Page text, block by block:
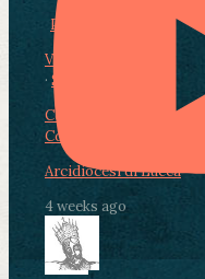
Photo
View on Facebook
· Share
Condividi su Facebook
Condividi su LinkedIn
Arcidiocesi di Lucca
4 weeks ago